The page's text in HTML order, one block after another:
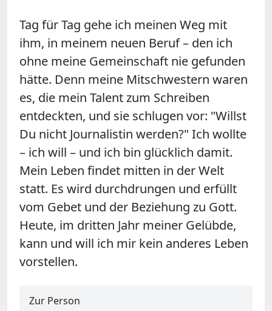
Tag für Tag gehe ich meinen Weg mit
ihm, in meinem neuen Beruf – den ich
ohne meine Gemeinschaft nie gefunden
hätte. Denn meine Mitschwestern waren
es, die mein Talent zum Schreiben
entdeckten, und sie schlugen vor: "Willst
Du nicht Journalistin werden?" Ich wollte
– ich will – und ich bin glücklich damit.
Mein Leben findet mitten in der Welt
statt. Es wird durchdrungen und erfüllt
vom Gebet und der Beziehung zu Gott.
Heute, im dritten Jahr meiner Gelübde,
kann und will ich mir kein anderes Leben
vorstellen.
Zur Person